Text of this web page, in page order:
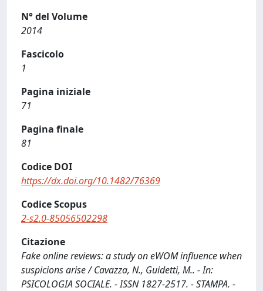
N° del Volume
2014
Fascicolo
1
Pagina iniziale
71
Pagina finale
81
Codice DOI
https://dx.doi.org/10.1482/76369
Codice Scopus
2-s2.0-85056502298
Citazione
Fake online reviews: a study on eWOM influence when
suspicions arise / Cavazza, N., Guidetti, M.. - In:
PSICOLOGIA SOCIALE. - ISSN 1827-2517. - STAMPA. -